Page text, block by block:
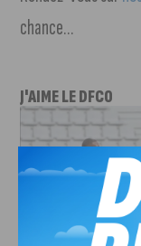
chance…
J'AIME LE DFCO